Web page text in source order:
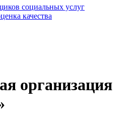
социальных услуг
качества
организация